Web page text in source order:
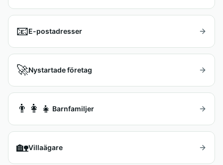
📧E-postadresser
🚀Nystartade företag
👨‍👩‍👧 Barnfamiljer
🏡Villaägare